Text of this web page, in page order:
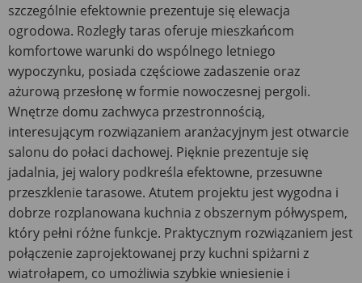
szczególnie efektownie prezentuje się elewacja
ogrodowa. Rozległy taras oferuje mieszkańcom
komfortowe warunki do wspólnego letniego
wypoczynku, posiada częściowe zadaszenie oraz
ażurową przesłonę w formie nowoczesnej pergoli.
Wnętrze domu zachwyca przestronnością,
interesującym rozwiązaniem aranżacyjnym jest otwarcie
salonu do połaci dachowej. Pięknie prezentuje się
jadalnia, jej walory podkreśla efektowne, przesuwne
przeszklenie tarasowe. Atutem projektu jest wygodna i
dobrze rozplanowana kuchnia z obszernym półwyspem,
który pełni różne funkcje. Praktycznym rozwiązaniem jest
połączenie zaprojektowanej przy kuchni spiżarni z
wiatrołapem, co umożliwia szybkie wniesienie i